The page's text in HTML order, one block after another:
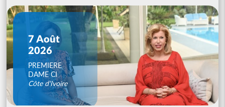
7 Août
2026
PREMIERE
DAME CI
Côte d'Ivoire